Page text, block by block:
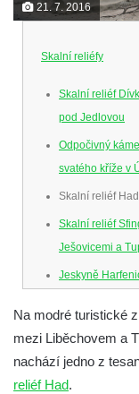
21. 7. 2016
Skalní reliéfy
Skalní reliéf
pod Jedlovou
Odpočivný
svatého kříže v
Skalní reliéf
Skalní reliéf
Ješovicemi a
Jeskyně
Odpočivný
Skalní reliéf
Na modré turistické
mezi Liběchovem a
nachází jedno z
reliéf Had.